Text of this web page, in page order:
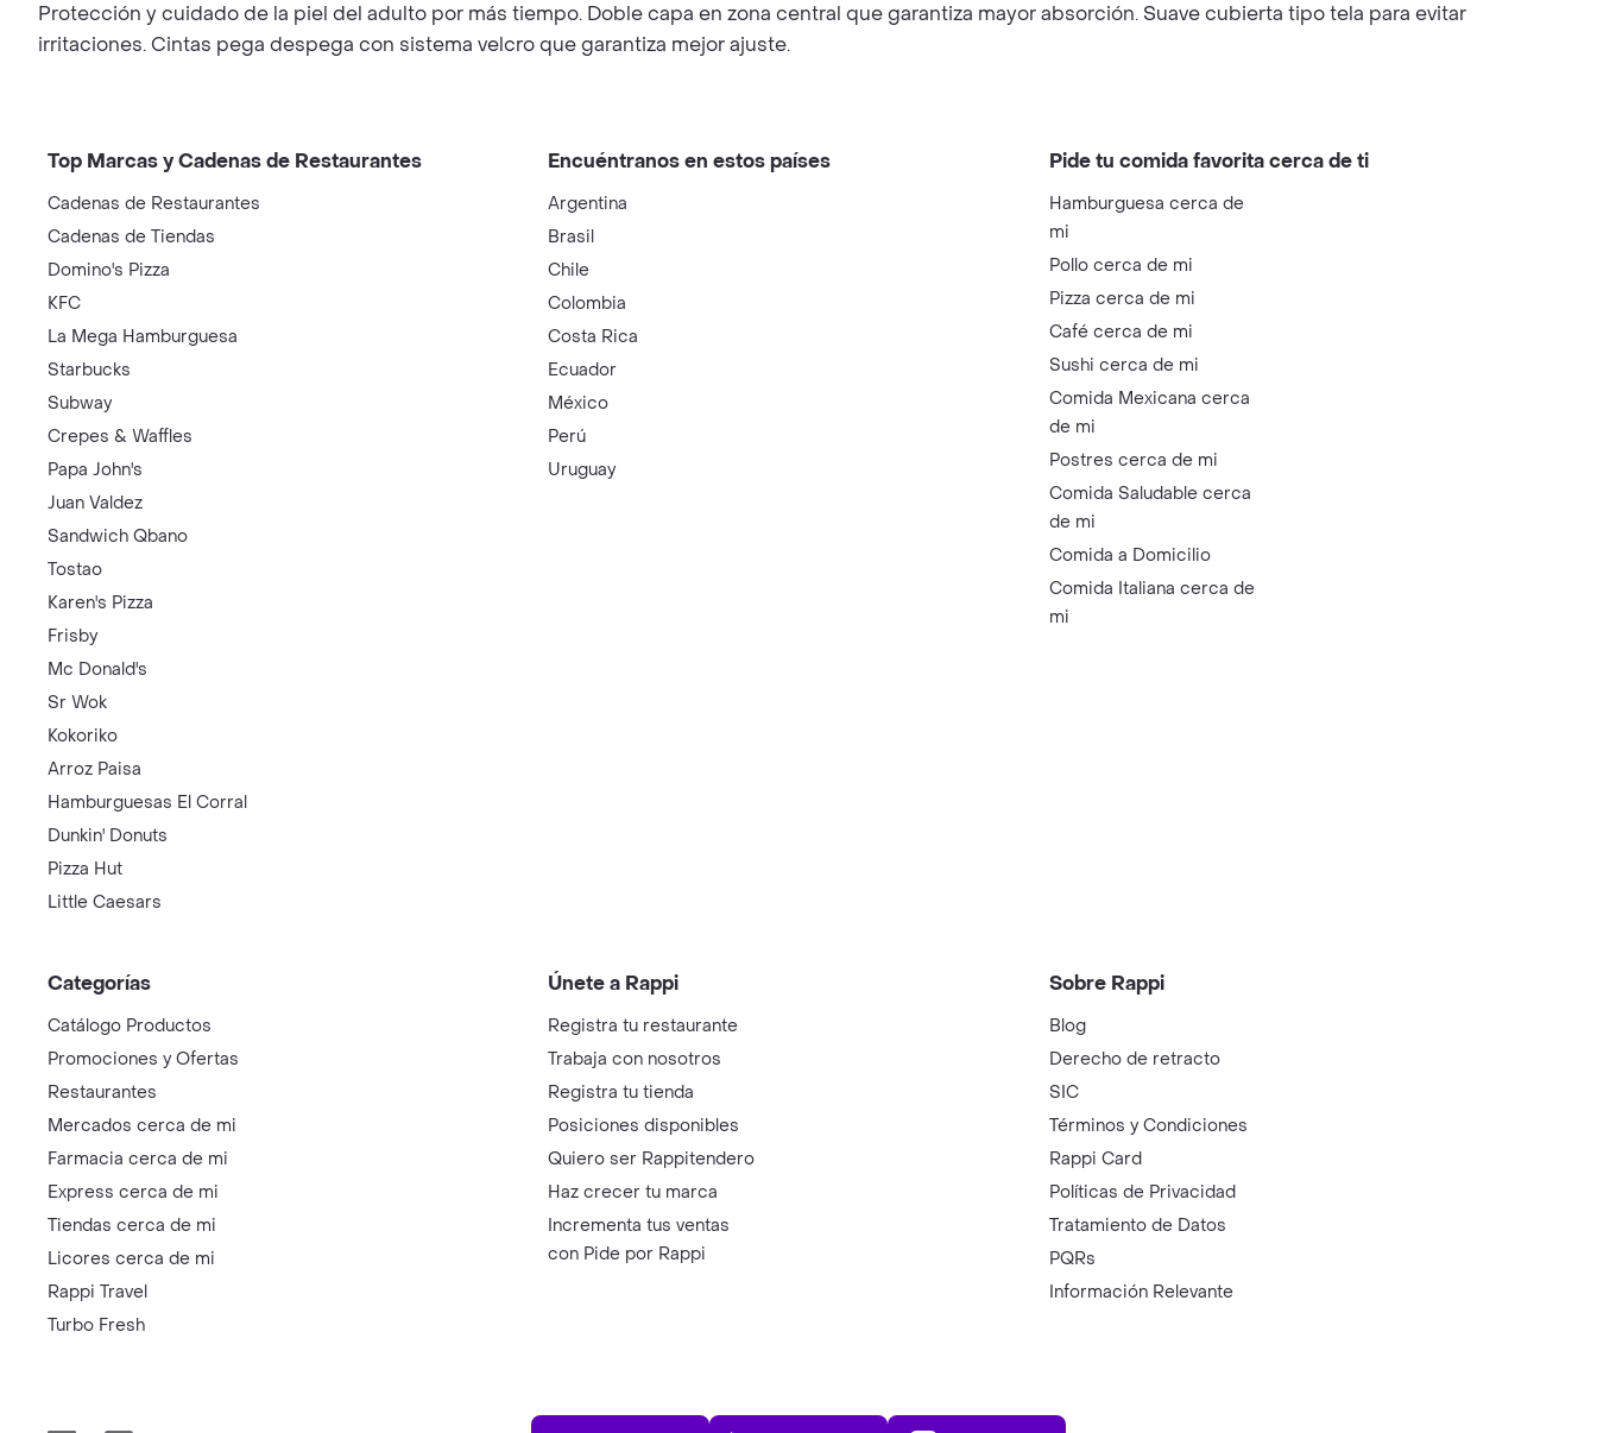
Protección y cuidado de la piel del adulto por más tiempo. Doble capa en zona central que garantiza mayor absorción. Suave cubierta tipo tela para evitar
irritaciones. Cintas pega despega con sistema velcro que garantiza mejor ajuste.
Top Marcas y Cadenas de Restaurantes
Cadenas de Restaurantes
Cadenas de Tiendas
Domino's Pizza
KFC
La Mega Hamburguesa
Starbucks
Subway
Crepes & Waffles
Papa John's
Juan Valdez
Sandwich Qbano
Tostao
Karen's Pizza
Frisby
Mc Donald's
Sr Wok
Kokoriko
Arroz Paisa
Hamburguesas El Corral
Dunkin' Donuts
Pizza Hut
Little Caesars
Encuéntranos en estos países
Argentina
Brasil
Chile
Colombia
Costa Rica
Ecuador
México
Perú
Uruguay
Pide tu comida favorita cerca de ti
Hamburguesa cerca de
mi
Pollo cerca de mi
Pizza cerca de mi
Café cerca de mi
Sushi cerca de mi
Comida Mexicana cerca
de mi
Postres cerca de mi
Comida Saludable cerca
de mi
Comida a Domicilio
Comida Italiana cerca de
mi
Categorías
Catálogo Productos
Promociones y Ofertas
Restaurantes
Mercados cerca de mi
Farmacia cerca de mi
Express cerca de mi
Tiendas cerca de mi
Licores cerca de mi
Rappi Travel
Turbo Fresh
Únete a Rappi
Registra tu restaurante
Trabaja con nosotros
Registra tu tienda
Posiciones disponibles
Quiero ser Rappitendero
Haz crecer tu marca
Incrementa tus ventas
con Pide por Rappi
Sobre Rappi
Blog
Derecho de retracto
SIC
Términos y Condiciones
Rappi Card
Políticas de Privacidad
Tratamiento de Datos
PQRs
Información Relevante
App Store Play Store AppGallery